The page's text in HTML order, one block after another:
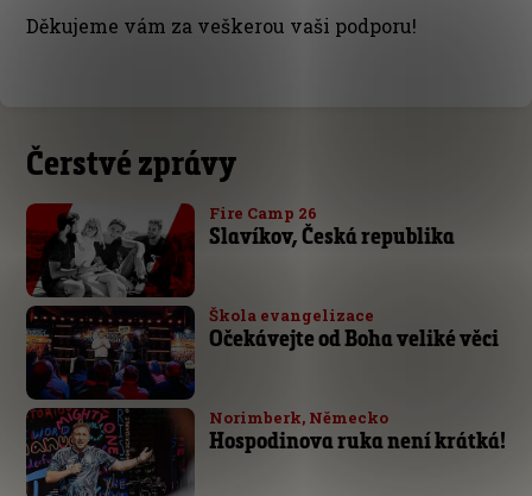
Děkujeme vám za veškerou vaši podporu!
Čerstvé zprávy
Fire Camp 26
Slavíkov, Česká republika
Škola evangelizace
Očekávejte od Boha veliké věci
Norimberk, Německo
Hospodinova ruka není krátká!